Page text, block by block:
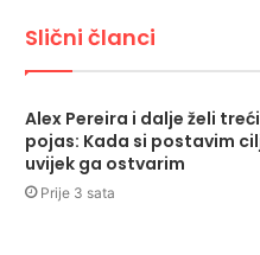
Slični članci
Alex Pereira i dalje želi treći
pojas: Kada si postavim
uvijek ga ostvarim
Prije 3 sata